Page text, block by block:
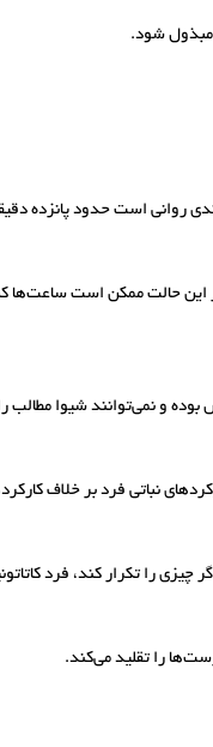
مبذول شود.
روانی است حدود پانزده
حالت ممکن است ساعت‌ها
و نمی‌توانند شیوا مطالب
نباتی فرد بر خلاف
چیزی را تکرار کند، فرد
را تقلید می‌کند.